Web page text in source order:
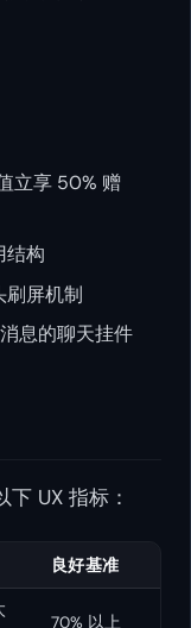
立享 50% 赠
结构
刷屏机制
息的聊天挂件
UX 指标：
良好基准
70% 以上